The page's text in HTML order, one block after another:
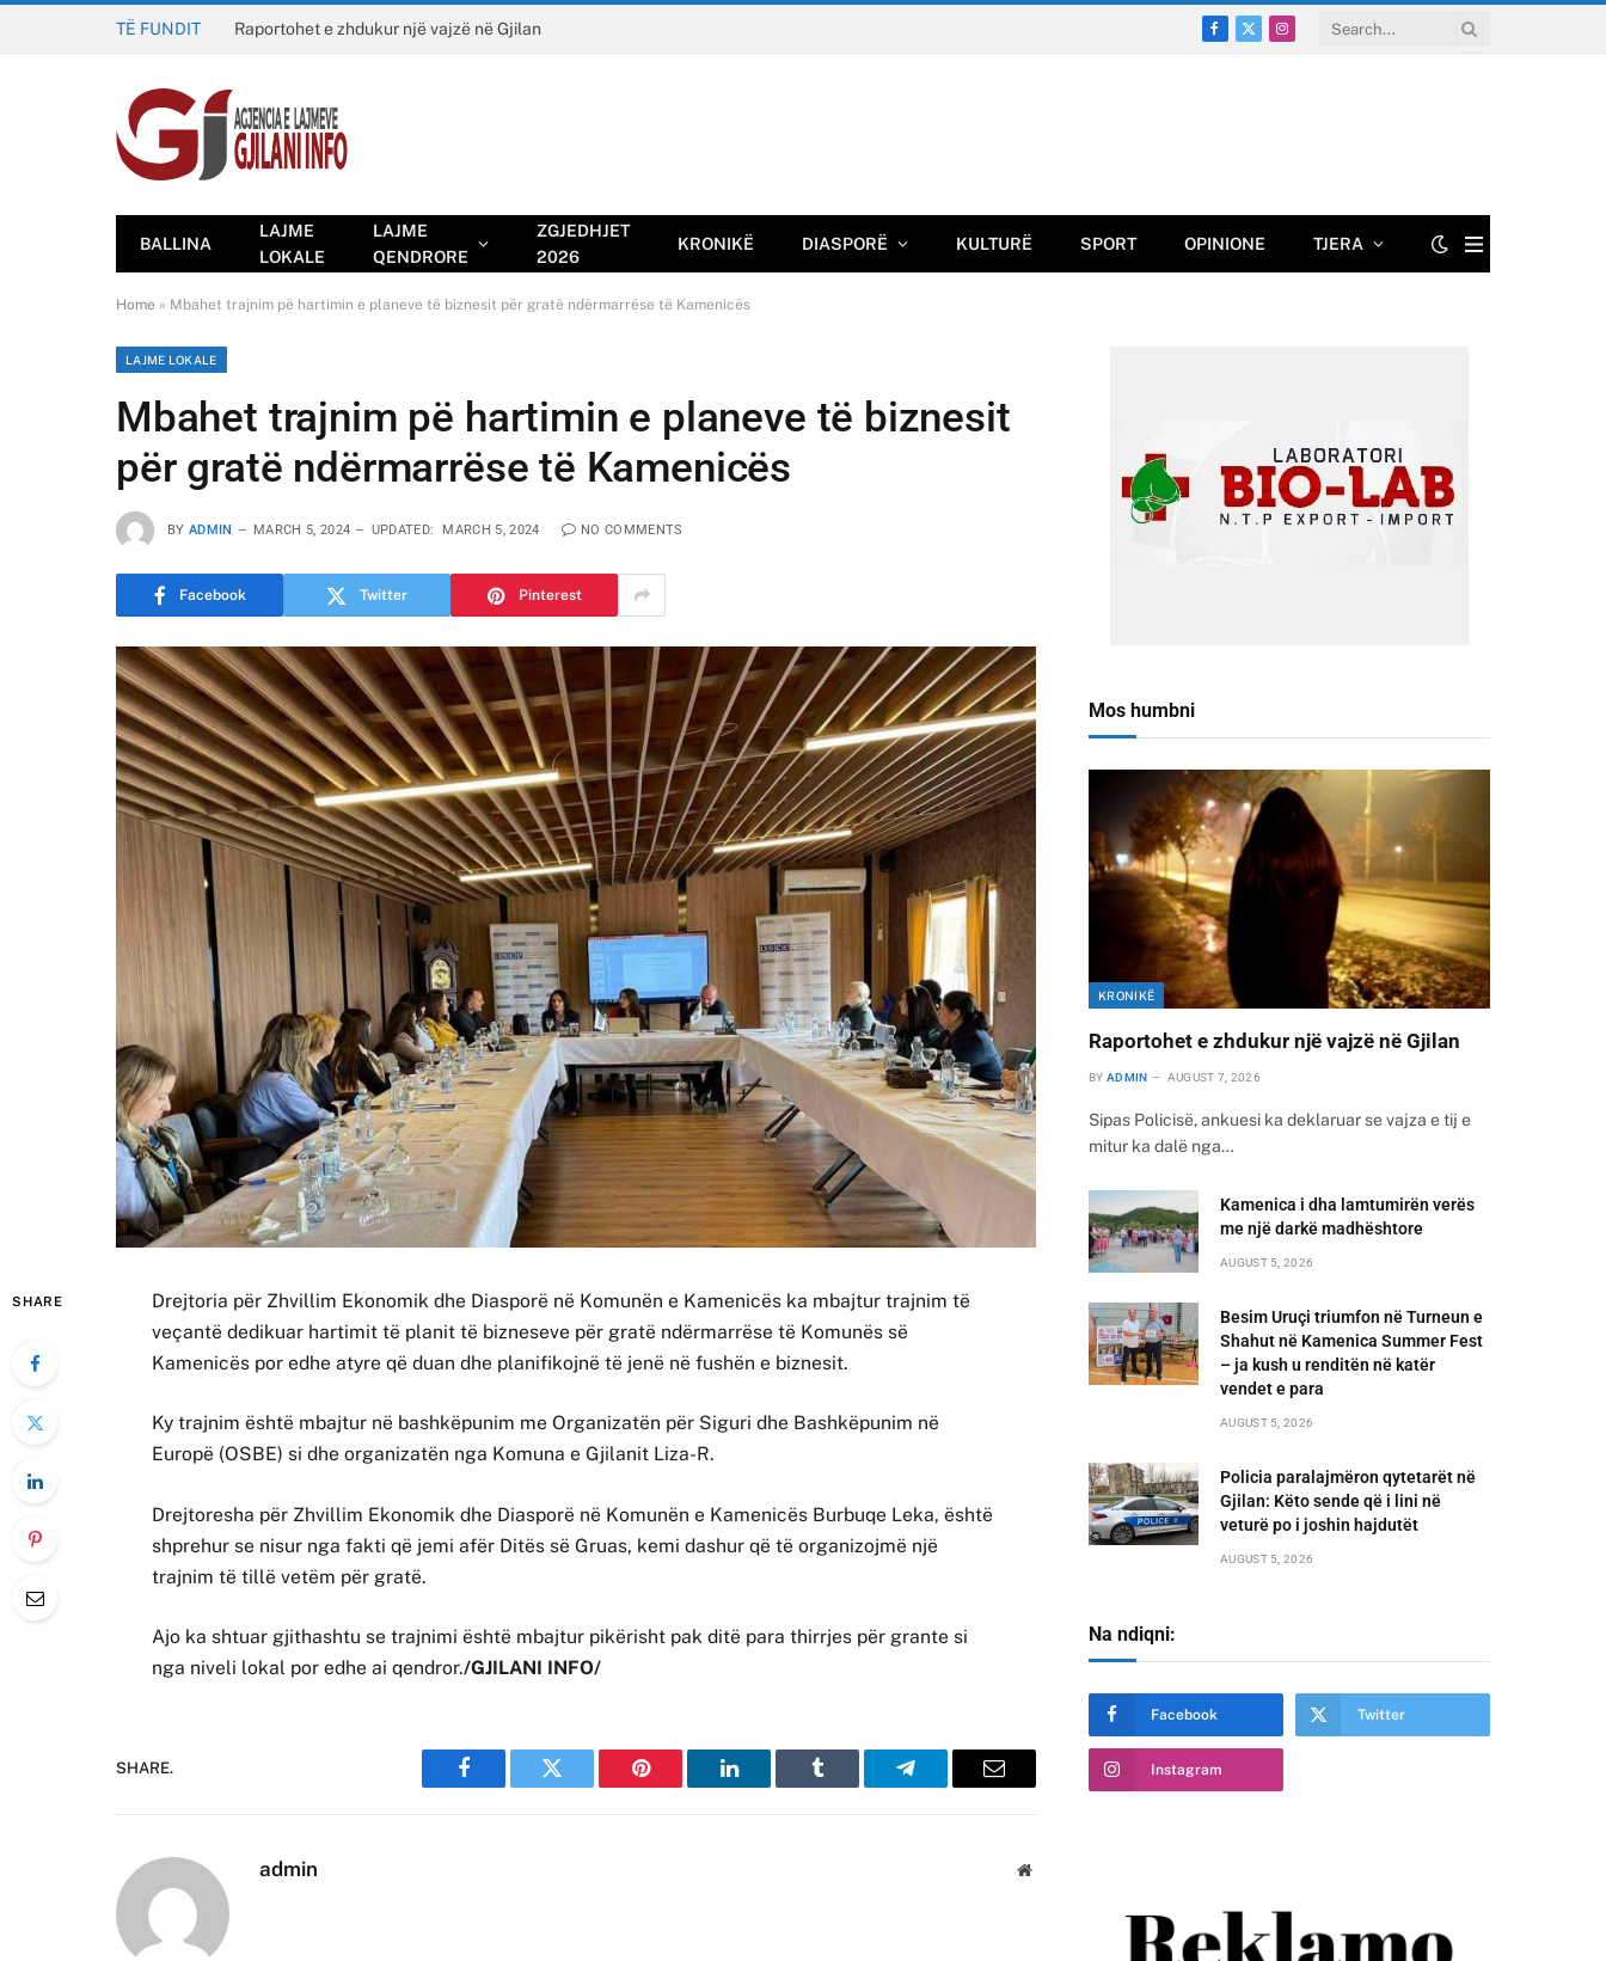
TË FUNDIT Raportohet e zhdukur një vajzë në Gjilan
Facebook
X
Instagram
BALLINA
LAJME
LOKALE
LAJME
QENDRORE
ZGJEDHJET
2026
KRONIKË DIASPORË KULTURË SPORT OPINIONE TJERA
Home » Mbahet trajnim pë hartimin e planeve të biznesit për gratë ndërmarrëse të Kamenicës
LAJME LOKALE
Mbahet trajnim pë hartimin e planeve të biznesit
për gratë ndërmarrëse të Kamenicës
BY ADMIN MARCH 5, 2024 UPDATED: MARCH 5, 2024 NO COMMENTS
Facebook Twitter Pinterest
SHARE
Drejtoria për Zhvillim Ekonomik dhe Diasporë në Komunën e Kamenicës ka mbajtur trajnim të
veçantë dedikuar hartimit të planit të bizneseve për gratë ndërmarrëse të Komunës së
Kamenicës por edhe atyre që duan dhe planifikojnë të jenë në fushën e biznesit.
Ky trajnim është mbajtur në bashkëpunim me Organizatën për Siguri dhe Bashkëpunim në
Europë (OSBE) si dhe organizatën nga Komuna e Gjilanit Liza-R.
Drejtoresha për Zhvillim Ekonomik dhe Diasporë në Komunën e Kamenicës Burbuqe Leka, është
shprehur se nisur nga fakti që jemi afër Ditës së Gruas, kemi dashur që të organizojmë një
trajnim të tillë vetëm për gratë.
Ajo ka shtuar gjithashtu se trajnimi është mbajtur pikërisht pak ditë para thirrjes për grante si
nga niveli lokal por edhe ai qendror./GJILANI INFO/
SHARE.
Facebook Twitter Pinterest LinkedIn Tumblr Telegram Email
admin Website
Mos humbni
KRONIKË
Raportohet e zhdukur një vajzë në Gjilan
BY ADMIN AUGUST 7, 2026
Sipas Policisë, ankuesi ka deklaruar se vajza e tij e
mitur ka dalë nga…
Kamenica i dha lamtumirën verës
me një darkë madhështore
AUGUST 5, 2026
Besim Uruçi triumfon në Turneun e
Shahut në Kamenica Summer Fest
– ja kush u renditën në katër
vendet e para
AUGUST 5, 2026
Policia paralajmëron qytetarët në
Gjilan: Këto sende që i lini në
veturë po i joshin hajdutët
AUGUST 5, 2026
Na ndiqni:
Facebook Twitter
Instagram